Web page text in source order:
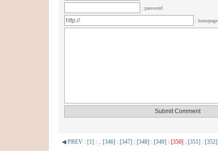
: password
:
◀ PREV : [1] : .. [346] : [347] : [348] : [349] : [350] : [351] : [352]